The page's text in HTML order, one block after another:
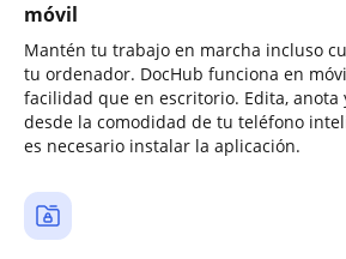
móvil
Mantén tu trabajo en marcha incluso
tu ordenador. DocHub funciona en
facilidad que en escritorio. Edita, anota
desde la comodidad de tu teléfono
es necesario instalar la aplicación.